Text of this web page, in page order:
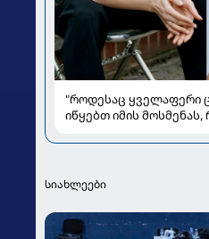
"როდესაც ყველაფერი
იწყებთ იმის
საზოგადოებას
სიახლეები